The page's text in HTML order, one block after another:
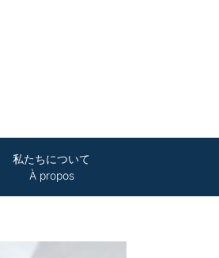
私たちについて
À propos